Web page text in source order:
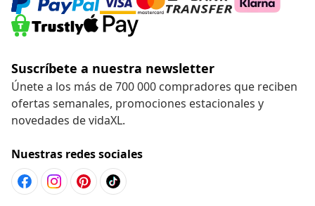
Suscríbete a nuestra newsletter
Únete a los más de 700 000 compradores que reciben
ofertas semanales, promociones estacionales y
novedades de vidaXL.
Nuestras redes sociales